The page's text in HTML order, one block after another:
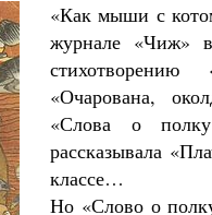
«Как мыши с
журнале «Чиж»
«Очарована,
«Слова о
рассказывала
классе…
Но «Слово о